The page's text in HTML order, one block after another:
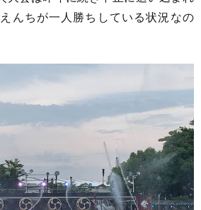
んちが一人勝ちしている状況なの